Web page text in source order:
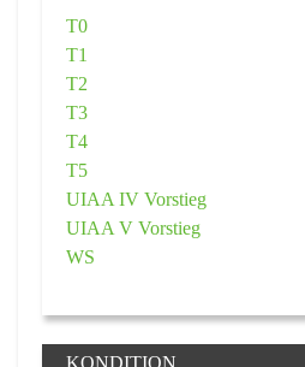
T0
T1
T2
T3
T4
T5
UIAA IV Vorstieg
UIAA V Vorstieg
WS
KONDITION